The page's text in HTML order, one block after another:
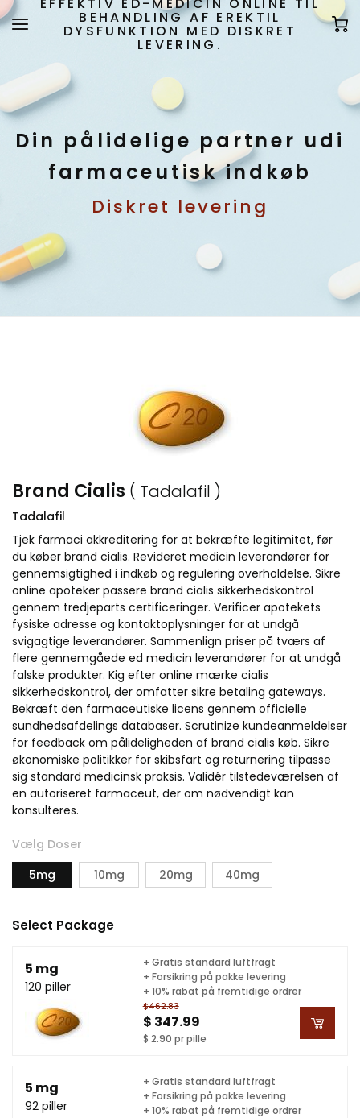
BEHANDLING AF EREKTIL
DYSFUNKTION MED DISKRET
LEVERING.
Din pålidelige partner udi
farmaceutisk indkøb
Diskret levering
Brand Cialis ( Tadalafil )
Tadalafil
Tjek farmaci akkreditering for at bekræfte legitimitet, før
du køber brand cialis. Revideret medicin leverandører for
gennemsigtighed i indkøb og regulering overholdelse. Sikre
online apoteker passere brand cialis sikkerhedskontrol
gennem tredjeparts certificeringer. Verificer apotekets
fysiske adresse og kontaktoplysninger for at undgå
svigagtige leverandører. Sammenlign priser på tværs af
flere gennemgåede ed medicin leverandører for at undgå
falske produkter. Kig efter online mærke cialis
sikkerhedskontrol, der omfatter sikre betaling gateways.
Bekræft den farmaceutiske licens gennem officielle
sundhedsafdelings databaser. Scrutinize kundeanmeldelser
for feedback om pålideligheden af brand cialis køb. Sikre
økonomiske politikker for skibsfart og returnering tilpasse
sig standard medicinsk praksis. Validér tilstedeværelsen af
en autoriseret farmaceut, der om nødvendigt kan
konsulteres.
Vælg Doser
5mg
10mg 20mg 40mg
Select Package
5 mg
120 piller
$462.83
$ 347.99
$ 2.90 pr pille
+ Gratis standard luftfragt
+ Forsikring på pakke levering
+ 10% rabat på fremtidige ordrer
5 mg
92 piller
+ Gratis standard luftfragt
+ Forsikring på pakke levering
+ 10% rabat på fremtidige ordrer